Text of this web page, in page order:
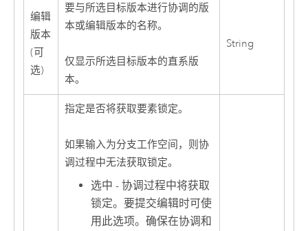
编辑
版本
(可
选)
要与所选目标版本进行协调的版
本或编辑版本的名称。
仅显示所选目标版本的直系版
本。
String
指定是否将获取要素锁定。
如果输入为分支工作空间，则协
调过程中无法获取锁定。
选中 - 协调过程中将获取
锁定。要提交编辑时可使
用此选项。确保在协调和